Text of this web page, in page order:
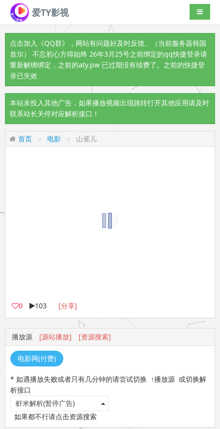
爱TY影视 导航切
点击加入《QQ群》
，网站有问题好及时反馈。（当前服务器韩国
首尔） 不忘初心方得始终 26年3月25号之前绑定的qq快捷登录请
重新解绑绑定，之前的aty.pw 已过期没有续费了。之前的快捷登
录已失效
本站未投入其他广告，如果播放视频出现跳转打开其他应用请及时
联系站长关停对应解析接口！
首页 电影 山雀儿
0 103 [分享]
播放源 [源站播放] [资源搜索]
电影网(付费)
* 如遇播放失败或者只有几分钟的请尝试切换 ↑播放源 或切换解
析接口
虾米解析(暂停广告)
如果都不行请点击资源搜索